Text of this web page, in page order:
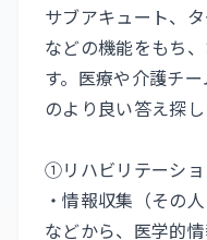
サブアキュート、
などの機能をもち
す。医療や介護チ
のより良い答え探し
①リハビリテーシ
・情報収集（その
などから、医学的情